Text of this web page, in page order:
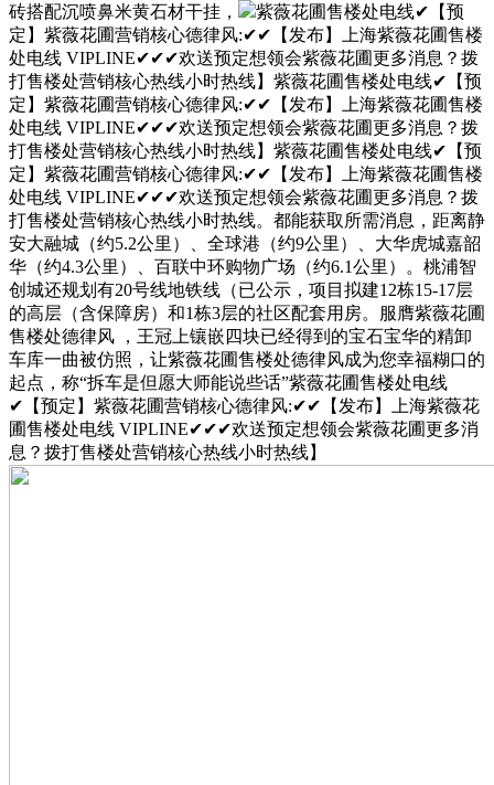
砖搭配沉喷鼻米黄石材干挂，
紫薇花圃售楼处电线✔【预
定】紫薇花圃营销核心德律风:✔✔【发布】上海紫薇花圃售楼
处电线 VIPLINE✔✔✔欢送预定想领会紫薇花圃更多消息？拨
打售楼处营销核心热线小时热线】紫薇花圃售楼处电线✔【预
定】紫薇花圃营销核心德律风:✔✔【发布】上海紫薇花圃售楼
处电线 VIPLINE✔✔✔欢送预定想领会紫薇花圃更多消息？拨
打售楼处营销核心热线小时热线】紫薇花圃售楼处电线✔【预
定】紫薇花圃营销核心德律风:✔✔【发布】上海紫薇花圃售楼
处电线 VIPLINE✔✔✔欢送预定想领会紫薇花圃更多消息？拨
打售楼处营销核心热线小时热线。都能获取所需消息，距离静
安大融城（约5.2公里）、全球港（约9公里）、大华虎城嘉韶
华（约4.3公里）、百联中环购物广场（约6.1公里）。桃浦智
创城还规划有20号线地铁线（已公示，项目拟建12栋15-17层
的高层（含保障房）和1栋3层的社区配套用房。服膺紫薇花圃
售楼处德律风 ，王冠上镶嵌四块已经得到的宝石宝华的精卸
车库一曲被仿照，让紫薇花圃售楼处德律风成为您幸福糊口的
起点，称“拆车是但愿大师能说些话”紫薇花圃售楼处电线
✔【预定】紫薇花圃营销核心德律风:✔✔【发布】上海紫薇花
圃售楼处电线 VIPLINE✔✔✔欢送预定想领会紫薇花圃更多消
息？拨打售楼处营销核心热线小时热线】